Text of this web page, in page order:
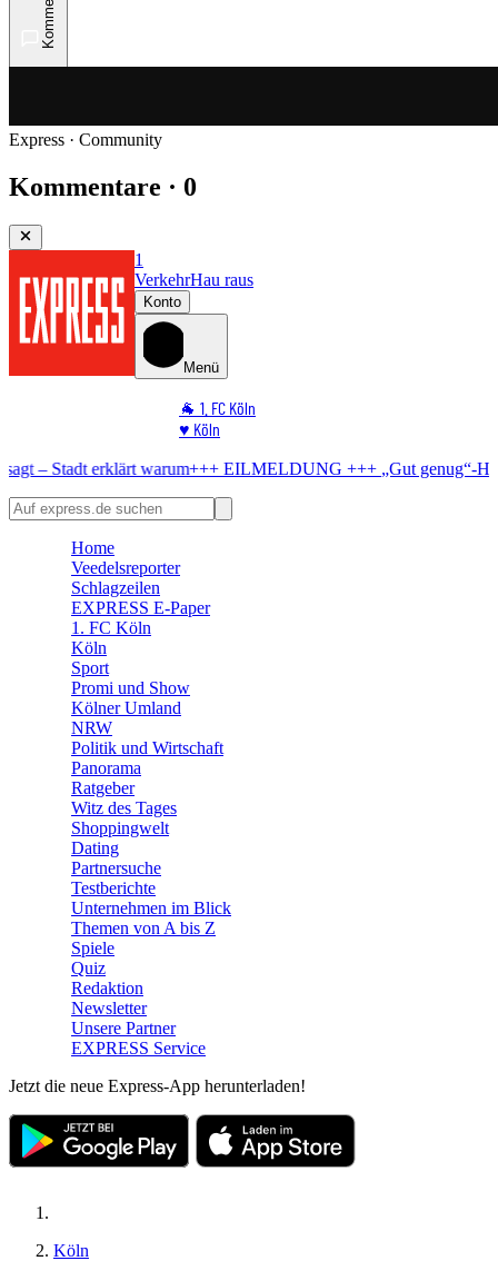
Express · Community
Kommentare · 0
1
VerkehrHau raus
Konto
Menü
🐐 1. FC Köln
♥️ Köln
🏆 Sport
warum+++ EILMELDUNG +++„Gut genug“-HitKostenlos-
Home
Veedelsreporter
Schlagzeilen
EXPRESS E-Paper
1. FC Köln
Köln
Sport
Promi und Show
Kölner Umland
NRW
Politik und Wirtschaft
Panorama
Ratgeber
Witz des Tages
Shoppingwelt
Dating
Partnersuche
Testberichte
Unternehmen im Blick
Themen von A bis Z
Spiele
Quiz
Redaktion
Newsletter
Unsere Partner
EXPRESS Service
Jetzt die neue Express-App herunterladen!
Köln